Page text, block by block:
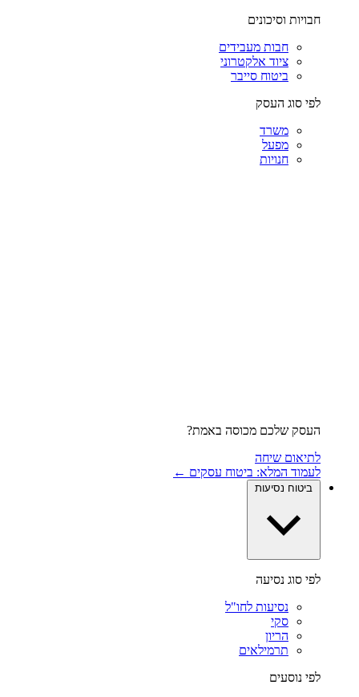
חבויות וסיכונים
חבות מעבידים
ציוד אלקטרוני
ביטוח סייבר
לפי סוג העסק
משרד
מפעל
חנויות
העסק שלכם מכוסה באמת?
לתיאום שיחה
לעמוד המלא: ביטוח עסקים ←
ביטוח נסיעות
לפי סוג נסיעה
נסיעות לחו"ל
סקי
הריון
תרמילאים
לפי נוסעים